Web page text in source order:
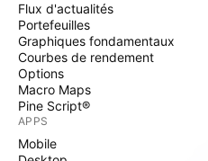
Flux d'actualités
Portefeuilles
Graphiques fondamentaux
Courbes de rendement
Options
Macro Maps
Pine Script®
APPS
Mobile